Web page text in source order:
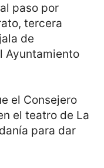
paso por
tercera
de
Ayuntamiento
el Consejero
el teatro de La
para dar